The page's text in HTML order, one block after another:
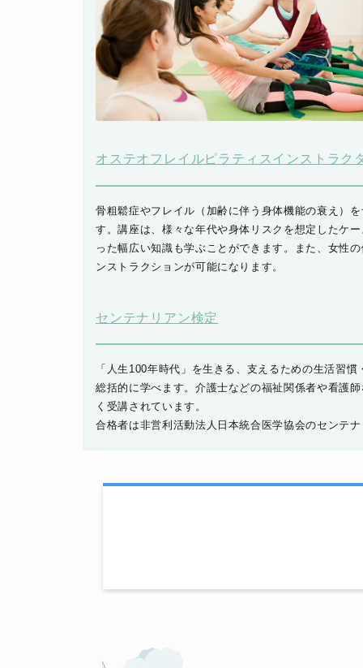
オステオフレイルピラティスインストラク
骨粗鬆症やフレイル（加齢に伴う身体機能の衰え）
す。講座は、様々な年代や身体リスクを想定したケ
った幅広い知識も学ぶことができます。また、女性
ンストラクションが可能になります。
センテナリアン検定
「人生100年時代」を生きる、支えるための生活習
総括的に学べます。介護士などの福祉関係者や看護
く受講されています。
合格者は非営利活動法人日本統合医学協会のセンテ